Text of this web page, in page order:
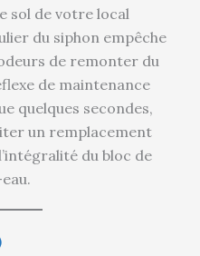
sol de votre local
du siphon empêche
de remonter du
de maintenance
quelques secondes,
un remplacement
du bloc de